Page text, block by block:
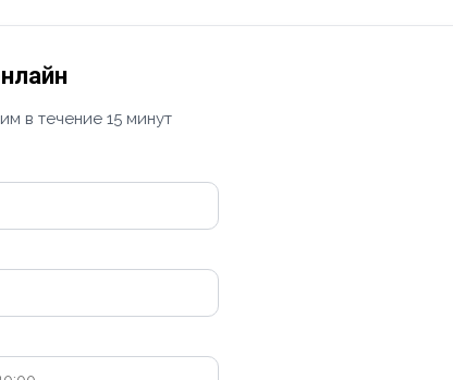
в течение 15 минут